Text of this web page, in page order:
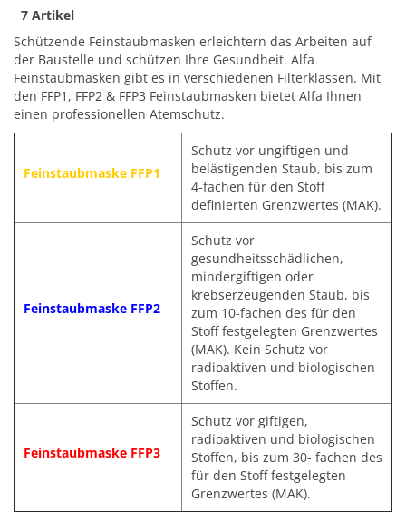
7 Artikel
Schützende Feinstaubmasken erleichtern das Arbeiten auf
der Baustelle und schützen Ihre Gesundheit. Alfa
Feinstaubmasken gibt es in verschiedenen Filterklassen. Mit
den FFP1, FFP2 & FFP3 Feinstaubmasken bietet Alfa Ihnen
einen professionellen Atemschutz.
Feinstaubmaske FFP1
Schutz vor ungiftigen und
belästigenden Staub, bis zum
4-fachen für den Stoff
definierten Grenzwertes (MAK).
Feinstaubmaske FFP2
Schutz vor
gesundheitsschädlichen,
mindergiftigen oder
krebserzeugenden Staub, bis
zum 10-fachen des für den
Stoff festgelegten Grenzwertes
(MAK). Kein Schutz vor
radioaktiven und biologischen
Stoffen.
Feinstaubmaske FFP3
Schutz vor giftigen,
radioaktiven und biologischen
Stoffen, bis zum 30- fachen des
für den Stoff festgelegten
Grenzwertes (MAK).